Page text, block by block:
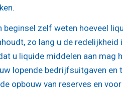
beginsel zelf weten hoeveel
zo lang u de redelijkheid
u liquide middelen aan mag
lopende bedrijfsuitgaven en
opbouw van reserves en